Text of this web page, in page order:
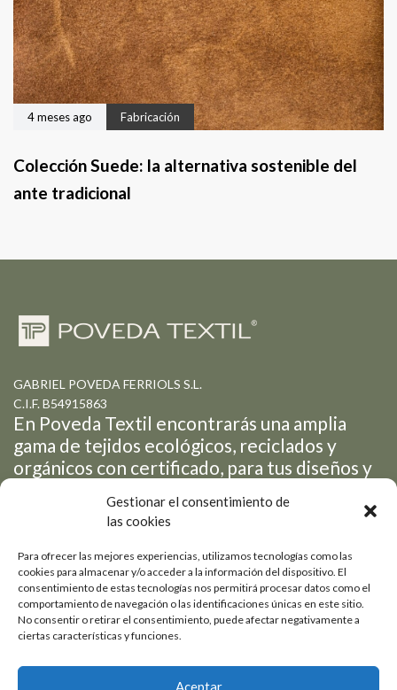
Gestionar el consentimiento de
las cookies
Para ofrecer las mejores experiencias, utilizamos tecnologías como las
cookies para almacenar y/o acceder a la información del dispositivo. El
consentimiento de estas tecnologías nos permitirá procesar datos como el
comportamiento de navegación o las identificaciones únicas en este sitio.
No consentir o retirar el consentimiento, puede afectar negativamente a
ciertas características y funciones.
Aceptar
4 meses ago Fabricación
Colección Suede: la alternativa sostenible del
ante tradicional
GABRIEL POVEDA FERRIOLS S.L.
C.I.F. B54915863
En Poveda Textil encontrarás una amplia
gama de tejidos ecológicos, reciclados y
orgánicos con certificado, para tus diseños y
Petrer
Pol. Ind. Salinetas - Avda
de la Libertad, 19-3
+ 34 965 05 31 24
info@povedatextil.com